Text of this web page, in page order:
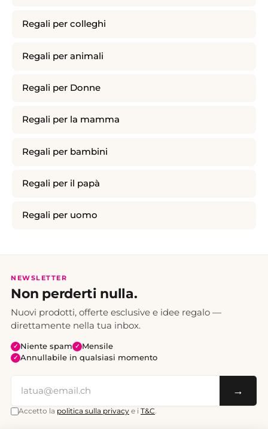
Regali per colleghi
Regali per animali
Regali per Donne
Regali per la mamma
Regali per bambini
Regali per il papà
Regali per uomo
NEWSLETTER
Non perderti nulla.
Nuovi prodotti, offerte esclusive e idee regalo —
direttamente nella tua inbox.
✓ Niente spam ✓ Mensile
✓ Annullabile in qualsiasi momento
→
Accetto la politica sulla privacy e i T&C.